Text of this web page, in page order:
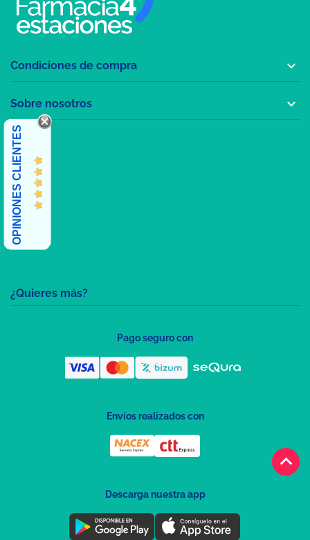
keyboard_arrow_up
¿Quieres más?
Condiciones de compra 
Sobre nosotros 
OPINIONES CLIENTES
Pago seguro con
Envíos realizados con
Descarga nuestra app